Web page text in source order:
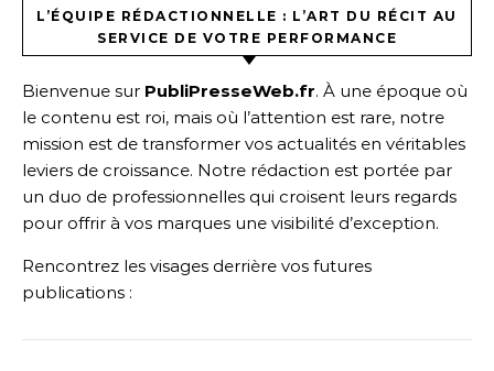
L’ÉQUIPE RÉDACTIONNELLE : L’ART DU RÉCIT AU
SERVICE DE VOTRE PERFORMANCE
Bienvenue sur PubliPresseWeb.fr. À une époque où
le contenu est roi, mais où l’attention est rare, notre
mission est de transformer vos actualités en véritables
leviers de croissance. Notre rédaction est portée par
un duo de professionnelles qui croisent leurs regards
pour offrir à vos marques une visibilité d’exception.
Rencontrez les visages derrière vos futures
publications :